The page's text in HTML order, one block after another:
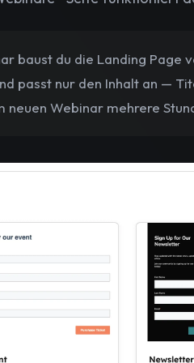
baust du die Landing Page
passt nur den Inhalt an —
Webinar mehrere